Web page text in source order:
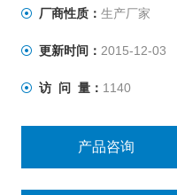
了AND天平的技术规格和
厂商性质： 生产厂家
更新时间： 2015-12-03
访 问 量： 1140
产品咨询